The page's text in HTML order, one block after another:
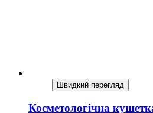
Швидкий перегляд
Косметологічна